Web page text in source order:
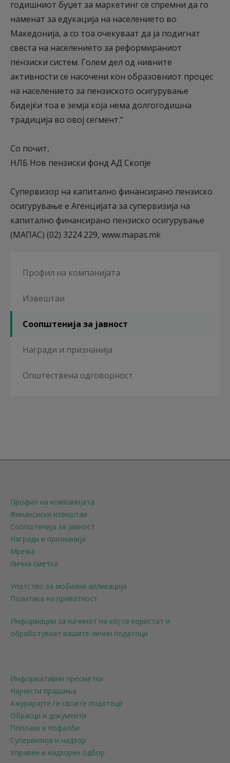
годишниот буџет за маркетинг се спремни да го
наменат за едукација на населението во
Македонија, а со тоа очекуваат да ја подигнат
свеста на населението за реформираниот
пензиски систем. Голем дел од нивните
активности се насочени кон образовниот процес
на населението за пензиското осигурување
бидејќи тоа е земја која нема долгогодишна
традиција во овој сегмент.“
Со почит,
НЛБ Нов пензиски фонд АД Скопје
Супервизор на капитално финансирано пензиско
осигурување е Агенцијата за супервизија на
капитално финансирано пензиско осигурување
(МАПАС) (02) 3224 229, www.mapas.mk
Профил на компанијата
Извештаи
Соопштенија за јавност
Награди и признанија
Општествена одговорност
Профил на компанијата
Финансиски извештаи
Соопштенија за јавност
Награди и признанија
Мрежа
Лична сметка
Упатство за мобилна апликација
Политика на приватност
Информации за начинот на кој се користат и
обработуваат вашите лични податоци
Информативни пресметки
Најчести прашања
Ажурирајте ги своите податоци
Обрасци и документи
Поплаки и пофалби
Супервизија и надзор
Управен и надзорен одбор